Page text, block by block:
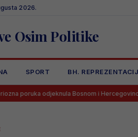
2026.
Osim Politike
SPORT BH.
odjeknula Bosnom i Hercegovinom